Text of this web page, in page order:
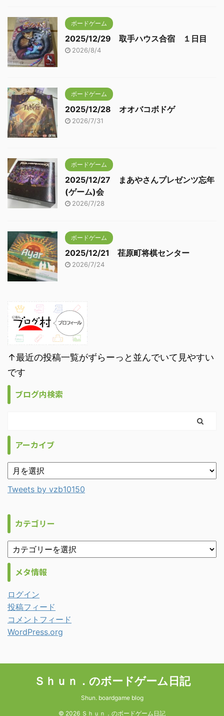
ボードゲーム
2025/12/29 取手ハウス合宿 １日目
2026/8/4
ボードゲーム
2025/12/28 オオバコボドゲ
2026/7/31
ボードゲーム
2025/12/27 まあやさんプレゼンツ忘年
(ゲーム)会
2026/7/28
ボードゲーム
2025/12/21 荏原町将棋センター
2026/7/24
↑最近の投稿一覧がずらーっと並んでいて見やすい
です
ブログ内検索
アーカイブ
Tweets by vzb10150
カテゴリー
メタ情報
ログイン
投稿フィード
コメントフィード
WordPress.org
Ｓｈｕｎ．のボードゲーム日記
Shun. boardgame blog
© 2026 Ｓｈｕｎ．のボードゲーム日記